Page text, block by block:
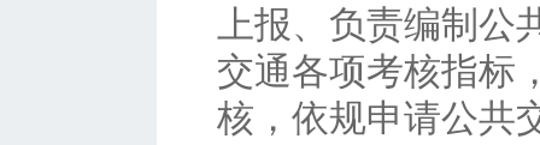
上报、负责编制公
交通各项考核指标
核，依规申请公共